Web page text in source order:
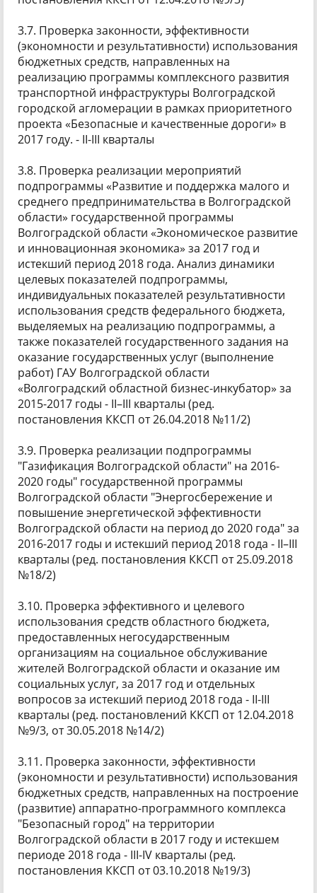
3.7. Проверка законности, эффективности
(экономности и результативности) использования
бюджетных средств, направленных на
реализацию программы комплексного развития
транспортной инфраструктуры Волгоградской
городской агломерации в рамках приоритетного
проекта «Безопасные и качественные дороги» в
2017 году. - II-III кварталы
3.8. Проверка реализации мероприятий
подпрограммы «Развитие и поддержка малого и
среднего предпринимательства в Волгоградской
области» государственной программы
Волгоградской области «Экономическое развитие
и инновационная экономика» за 2017 год и
истекший период 2018 года. Анализ динамики
целевых показателей подпрограммы,
индивидуальных показателей результативности
использования средств федерального бюджета,
выделяемых на реализацию подпрограммы, а
также показателей государственного задания на
оказание государственных услуг (выполнение
работ) ГАУ Волгоградской области
«Волгоградский областной бизнес-инкубатор» за
2015-2017 годы - II–III кварталы (ред.
постановления ККСП от 26.04.2018 №11/2)
3.9. Проверка реализации подпрограммы
"Газификация Волгоградской области" на 2016-
2020 годы" государственной программы
Волгоградской области "Энергосбережение и
повышение энергетической эффективности
Волгоградской области на период до 2020 года" за
2016-2017 годы и истекший период 2018 года - II–III
кварталы (ред. постановления ККСП от 25.09.2018
№18/2)
3.10. Проверка эффективного и целевого
использования средств областного бюджета,
предоставленных негосударственным
организациям на социальное обслуживание
жителей Волгоградской области и оказание им
социальных услуг, за 2017 год и отдельных
вопросов за истекший период 2018 года - II-III
кварталы (ред. постановлений ККСП от 12.04.2018
№9/3, от 30.05.2018 №14/2)
3.11. Проверка законности, эффективности
(экономности и результативности) использования
бюджетных средств, направленных на построение
(развитие) аппаратно-программного комплекса
"Безопасный город" на территории
Волгоградской области в 2017 году и истекшем
периоде 2018 года - III-IV кварталы (ред.
постановления ККСП от 03.10.2018 №19/3)